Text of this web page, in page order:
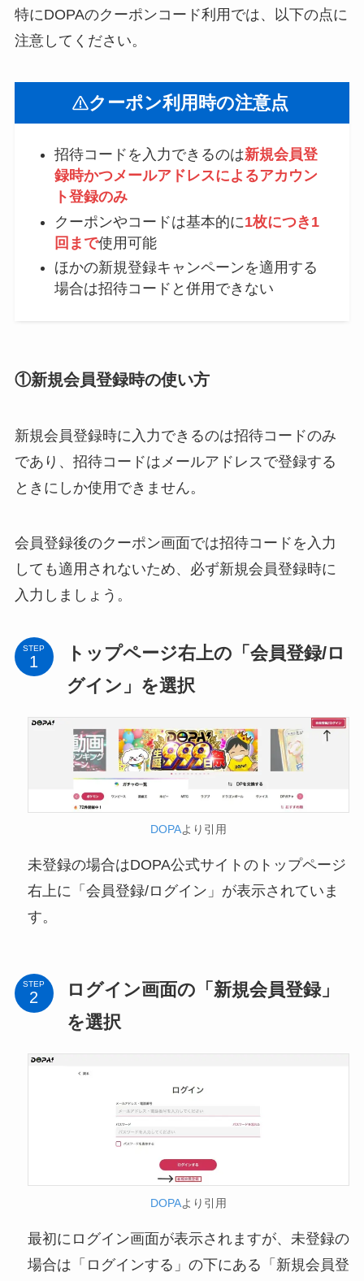
特にDOPAのクーポンコード利用では、以下の点に
注意してください。
クーポン利用時の注意点
招待コードを入力できるのは新規会員登
録時かつメールアドレスによるアカウン
ト登録のみ
クーポンやコードは基本的に1枚につき1
回まで使用可能
ほかの新規登録キャンペーンを適用する
場合は招待コードと併用できない
①新規会員登録時の使い方
新規会員登録時に入力できるのは招待コードのみ
であり、招待コードはメールアドレスで登録する
ときにしか使用できません。
会員登録後のクーポン画面では招待コードを入力
しても適用されないため、必ず新規会員登録時に
入力しましょう。
STEP
トップページ右上の「会員登録/ロ
グイン」を選択
DOPAより引用
未登録の場合はDOPA公式サイトのトップページ
右上に「会員登録/ログイン」が表示されていま
す。
STEP
ログイン画面の「新規会員登録」
を選択
DOPAより引用
最初にログイン画面が表示されますが、未登録の
場合は「ログインする」の下にある「新規会員登